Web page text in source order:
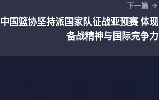
下一篇
中国篮协坚持派国家队征战亚预赛 体现
备战精神与国际竞争力